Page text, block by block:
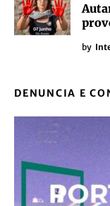
by
DENUNCIA E